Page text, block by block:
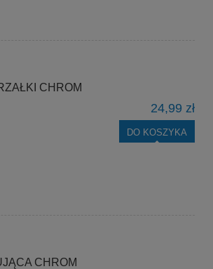
CHROM
24,99 zł
DO KOSZYKA
CHROM